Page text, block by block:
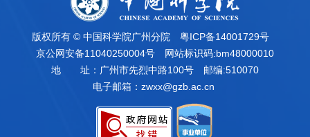
版权所有 © 中国科学院广州分院
粤ICP备14001729号
京公网安备11040250004号
网站标识码:bm48000010
地 址：广州市先烈中路100号
邮编:510070
电子邮箱： zwxx@gzb.ac.cn